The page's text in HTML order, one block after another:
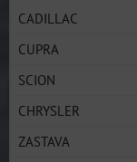
CADILLAC
CUPRA
SCION
CHRYSLER
ZASTAVA